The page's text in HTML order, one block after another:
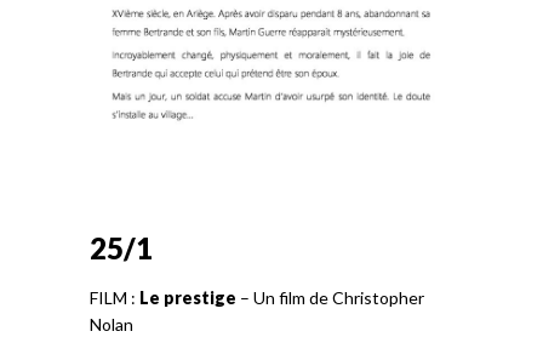
25/1
FILM : Le prestige – Un film de Christopher
Nolan